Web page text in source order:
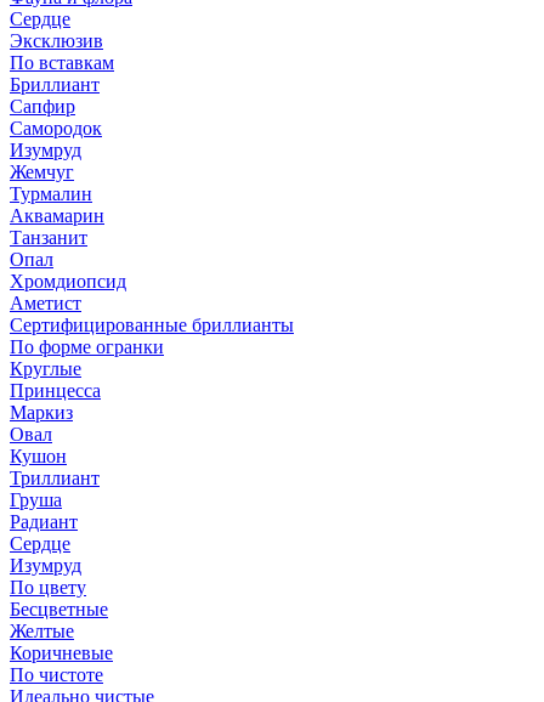
Сердце
Эксклюзив
По вставкам
Бриллиант
Сапфир
Самородок
Изумруд
Жемчуг
Турмалин
Аквамарин
Танзанит
Опал
Хромдиопсид
Аметист
Сертифицированные бриллианты
По форме огранки
Круглые
Принцесса
Маркиз
Овал
Кушон
Триллиант
Груша
Радиант
Сердце
Изумруд
По цвету
Бесцветные
Желтые
Коричневые
По чистоте
Идеально чистые